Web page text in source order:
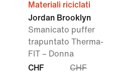
Materiali riciclati
Jordan Brooklyn
Smanicato puffer
trapuntato Therma-
FIT – Donna
CHF
CHF